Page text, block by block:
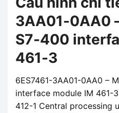
3AA01-0AA0
S7-400
461-3
6ES7461-3AA01-0AA0 –
interface module IM 461-
412-1 Central processing